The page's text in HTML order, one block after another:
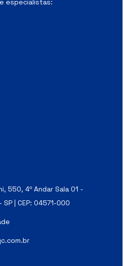
especialistas:
550, 4º Andar Sala 01 -
| CEP: 04571-000